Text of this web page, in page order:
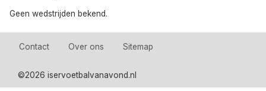
Geen wedstrijden bekend.
Contact Over ons Sitemap
©2026 iservoetbalvanavond.nl